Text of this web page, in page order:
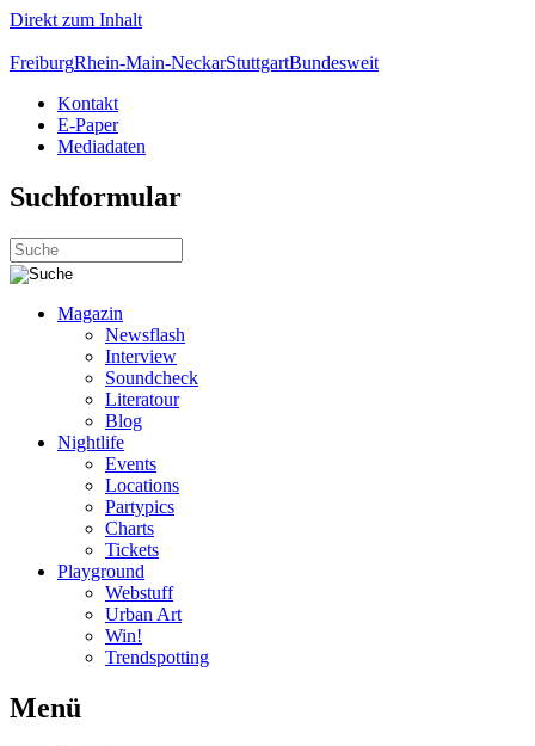
Direkt zum Inhalt
FreiburgRhein-Main-NeckarStuttgartBundesweit
Kontakt
E-Paper
Mediadaten
Suchformular
Magazin
Newsflash
Interview
Soundcheck
Literatour
Blog
Nightlife
Events
Locations
Partypics
Charts
Tickets
Playground
Webstuff
Urban Art
Win!
Trendspotting
Menü